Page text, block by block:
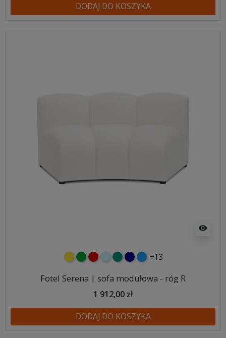
DODAJ DO KOSZYKA
visibility
żółtyzielonyczerwony
błękitnyturkusowy
granatowy
niebieski
+13
Fotel Serena | sofa modułowa - róg R
1 912,00 zł
DODAJ DO KOSZYKA